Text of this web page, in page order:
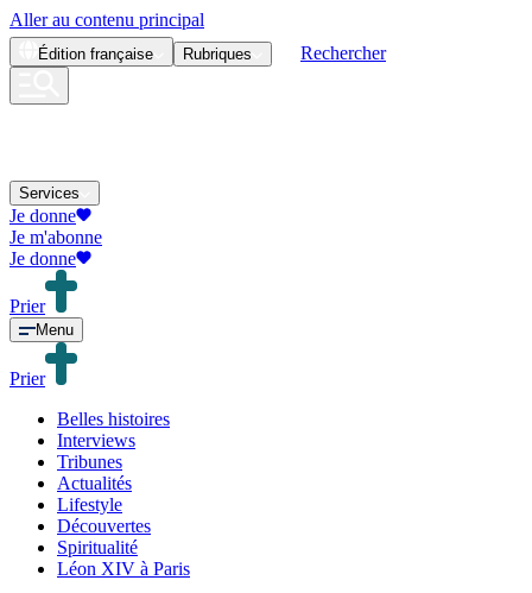
Aller au contenu principal
Édition française Rubriques Rechercher
Services
Je donne
Je m'abonne
Je donne
Prier
Menu
Prier
Belles histoires
Interviews
Tribunes
Actualités
Lifestyle
Découvertes
Spiritualité
Léon XIV à Paris